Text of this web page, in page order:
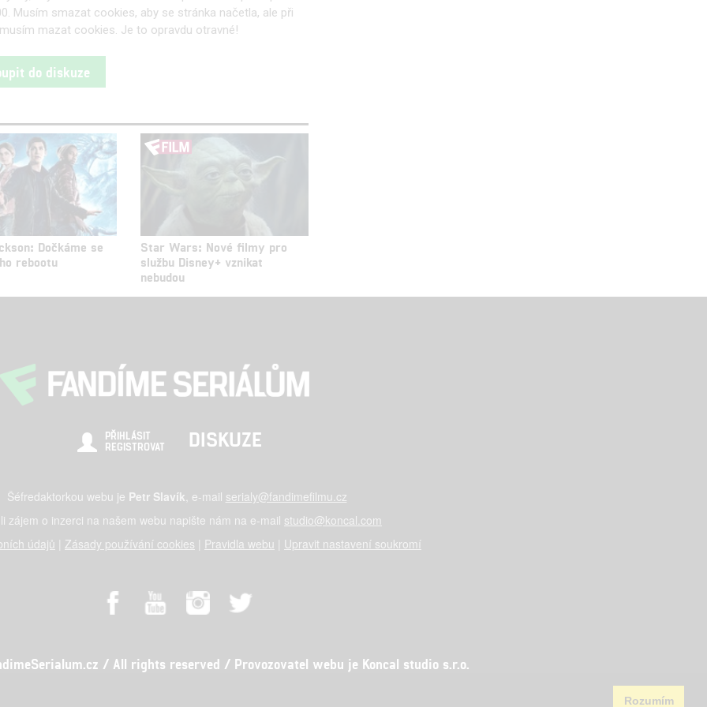
Rozumím
Musím smazat cookies, aby se stránka načetla, ale při
mazat cookies. Je to opravdu otravné!
do diskuze
Dočkáme se
rebootu
Star Wars: Nové filmy pro
službu Disney+ vznikat
nebudou
PŘIHLÁSIT
REGISTROVAT
DISKUZE
Šéfredaktorkou webu je Petr Slavík , e-mail serialy@fandimefilmu.cz
zájem o inzerci na našem webu napište nám na e-mail studio@koncal.com
údajů
Zásady používání cookies Pravidla webu Upravit nastavení soukromí
/ All rights reserved / Provozovatel webu je Koncal studio s.r.o.